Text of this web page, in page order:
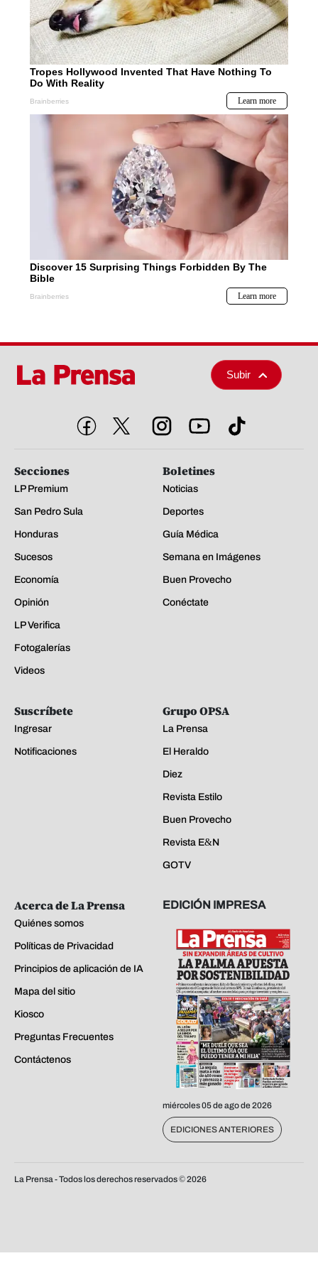
Subir
Secciones
LP Premium
San Pedro Sula
Honduras
Sucesos
Economía
Opinión
LP Verifica
Fotogalerías
Videos
Boletines
Noticias
Deportes
Guía Médica
Semana en Imágenes
Buen Provecho
Conéctate
Suscríbete
Ingresar
Notificaciones
Grupo OPSA
La Prensa
El Heraldo
Diez
Revista Estilo
Buen Provecho
Revista E&N
GOTV
Acerca de La Prensa
Quiénes somos
Políticas de Privacidad
Principios de aplicación de IA
Mapa del sitio
Kiosco
Preguntas Frecuentes
Contáctenos
EDICIÓN IMPRESA
miércoles 05 de ago de 2026
EDICIONES ANTERIORES
La Prensa - Todos los derechos reservados ©2026